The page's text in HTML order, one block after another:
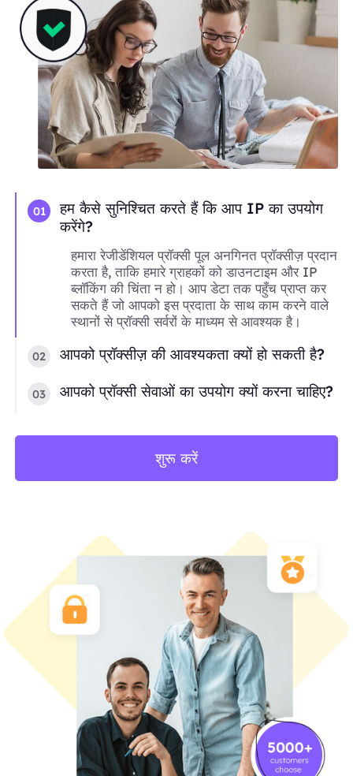
01
हम कैसे सुनिश्चित करते हैं कि आप IP का उपयोग
करेंगे?
हमारा रेजीडेंशियल प्रॉक्सी पूल अनगिनत प्रॉक्सीज़ प्रदान
करता है, ताकि हमारे ग्राहकों को डाउनटाइम और IP
ब्लॉकिंग की चिंता न हो। आप डेटा तक पहुँच प्राप्त कर
सकते हैं जो आपको इस प्रदाता के साथ काम करने वाले
स्थानों से प्रॉक्सी सर्वरों के माध्यम से आवश्यक है।
02 आपको प्रॉक्सीज़ की आवश्यकता क्यों हो सकती है?
03 आपको प्रॉक्सी सेवाओं का उपयोग क्यों करना चाहिए?
शुरू करें